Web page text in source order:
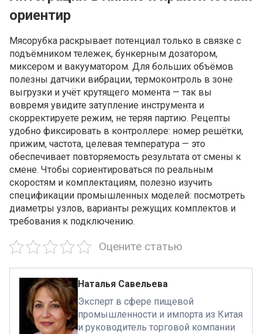
ориентир
Мясорубка раскрывает потенциал только в связке с
подъёмником тележек, бункерным дозатором,
миксером и вакууматором. Для больших объёмов
полезны датчики вибрации, термоконтроль в зоне
выгрузки и учёт крутящего момента — так вы
вовремя увидите затупление инструмента и
скорректируете режим, не теряя партию. Рецепты
удобно фиксировать в контроллере: номер решётки,
прижим, частота, целевая температура — это
обеспечивает повторяемость результата от смены к
смене. Чтобы сориентироваться по реальным
скоростям и комплектациям, полезно изучить
спецификации промышленных моделей: посмотреть
диаметры узлов, варианты режущих комплектов и
требования к подключению.
Оцените cтатью
Наталья Савельева
Эксперт в сфере пищевой
промышленности и импорта из Китая
и руководитель торговой компании